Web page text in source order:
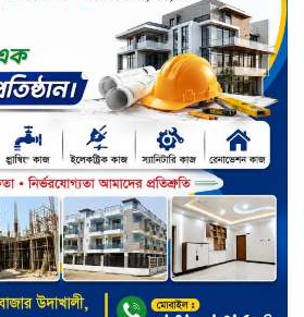
কাফরুলে মুক্তিযোদ্ধা কল্যাণ সমিতিতে
ইশতিয়াক আজিজ উলফাতের কোটি
টাকার দুর্নীতি, ফ্ল্যাট দখলের অপচেষ্টা ও
সন্ত্রাসী হামলা
ব্যাংকিং খাত স্থিতিশীল করতে ১৮ মাসের
পরিকল্পনা কেন্দ্রীয় ব্যাংকের
কারখানার উৎপাদন কার্যক্রম সম্পূর্ণ বন্ধ,
জানাল এস আলম কোল্ড রোলড স্টিলস